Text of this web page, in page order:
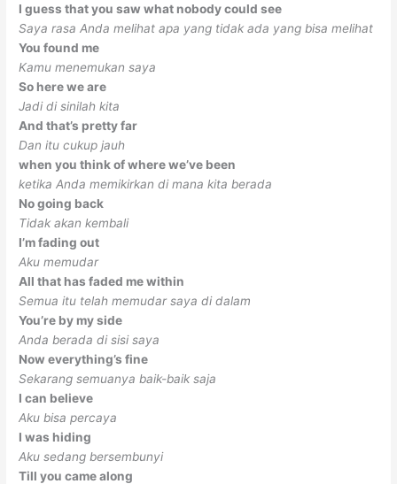
I guess that you saw what nobody could see
Saya rasa Anda melihat apa yang tidak ada yang bisa melihat
You found me
Kamu menemukan saya
So here we are
Jadi di sinilah kita
And that’s pretty far
Dan itu cukup jauh
when you think of where we’ve been
ketika Anda memikirkan di mana kita berada
No going back
Tidak akan kembali
I’m fading out
Aku memudar
All that has faded me within
Semua itu telah memudar saya di dalam
You’re by my side
Anda berada di sisi saya
Now everything’s fine
Sekarang semuanya baik-baik saja
I can believe
Aku bisa percaya
I was hiding
Aku sedang bersembunyi
Till you came along